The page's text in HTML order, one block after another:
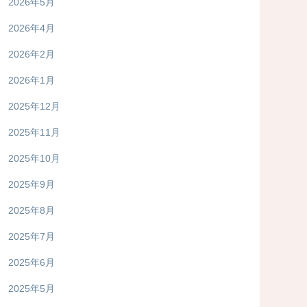
2026年4月
2026年2月
2026年1月
2025年12月
2025年11月
2025年10月
2025年9月
2025年8月
2025年7月
2025年6月
2025年5月